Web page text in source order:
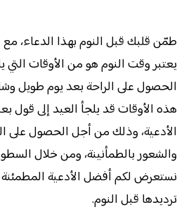
طمّن قلبك قبل النوم بهذا الدعاء،
يعتبر وقت النوم هو من الأوقات التي
الحصول على الراحة بعد يوم طويل
هذه الأوقات قد يلجأ العيد إلى قول
الأدعية، وذلك من أجل الحصول على
والشعور بالطمأنينة، ومن خلال
نستعرض لكم أفضل الأدعية
ترديدها قبل النوم.